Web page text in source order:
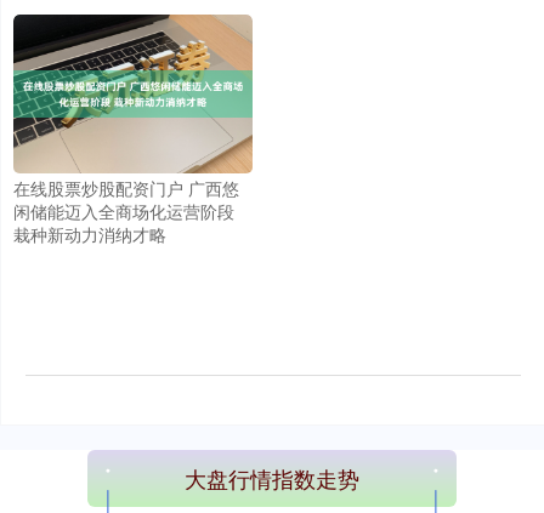
在线股票炒股配资门户 广西悠
闲储能迈入全商场化运营阶段
栽种新动力消纳才略
大盘行情指数走势
上证综指
深证成指 14110.12 -34.08 -0.24%